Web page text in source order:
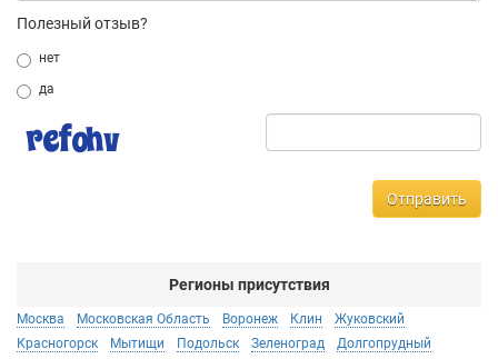
Полезный отзыв?
нет
да
Отправить
Регионы присутствия
Москва Московская Область Воронеж Клин
Жуковский
Красногорск
Мытищи Подольск Зеленоград
Долгопрудный